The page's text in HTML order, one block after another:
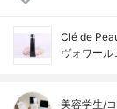
Clé de
ヴォワール
美容学生/